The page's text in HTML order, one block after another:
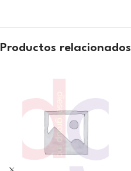
Productos relacionados